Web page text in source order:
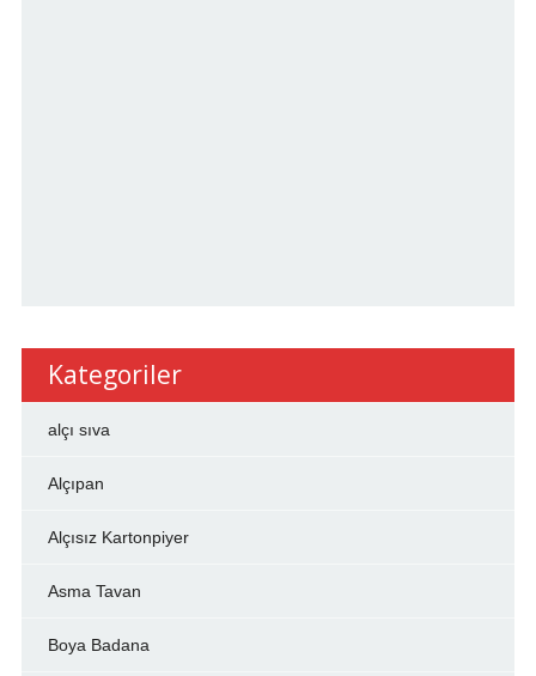
Kategoriler
alçı sıva
Alçıpan
Alçısız Kartonpiyer
Asma Tavan
Boya Badana